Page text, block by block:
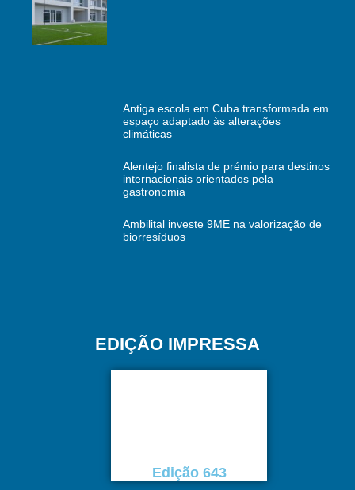
Antiga escola em Cuba transformada em
espaço adaptado às alterações
climáticas
Alentejo finalista de prémio para destinos
internacionais orientados pela
gastronomia
Ambilital investe 9ME na valorização de
biorresíduos
EDIÇÃO IMPRESSA
Edição 643